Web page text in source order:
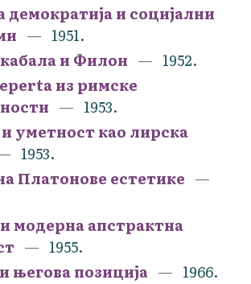
демократија и социјални
1951.
и Филон
1952.
из римске
1953.
уметност као лирска
1953.
Платонове естетике
модерна апстрактна
1955.
његова позиција
1966.